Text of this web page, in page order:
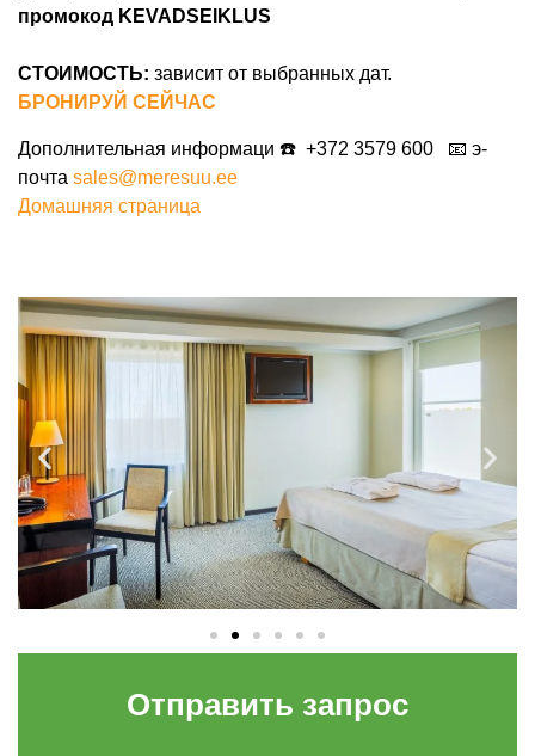
промокод KEVADSEIKLUS
СТОИМОСТЬ: зависит от выбранных дат.
БРОНИРУЙ СЕЙЧАС
Дополнительная информаци ☎️ +372 3579 600
📧 э-
почта sales@meresuu.ee
Домашняя страница
Отправить запрос